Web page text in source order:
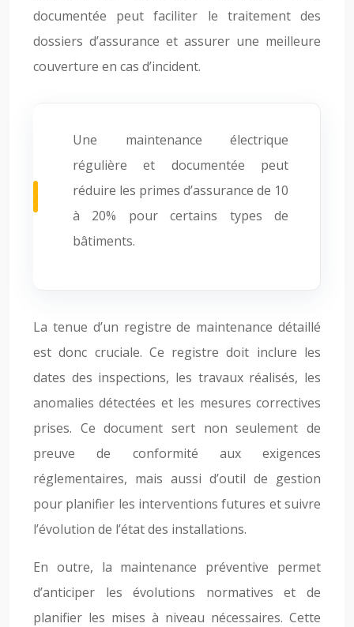
documentée peut faciliter le traitement des
dossiers d’assurance et assurer une meilleure
couverture en cas d’incident.
Une maintenance électrique
régulière et documentée peut
réduire les primes d’assurance de 10
à 20% pour certains types de
bâtiments.
La tenue d’un registre de maintenance détaillé
est donc cruciale. Ce registre doit inclure les
dates des inspections, les travaux réalisés, les
anomalies détectées et les mesures correctives
prises. Ce document sert non seulement de
preuve de conformité aux exigences
réglementaires, mais aussi d’outil de gestion
pour planifier les interventions futures et suivre
l’évolution de l’état des installations.
En outre, la maintenance préventive permet
d’anticiper les évolutions normatives et de
planifier les mises à niveau nécessaires. Cette